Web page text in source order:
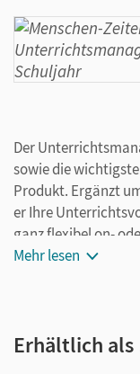
Der
sowie die
Produkt. Ergänzt
er Ihre
ganz flexibel on-
Ihr
Materialien
Mehr lesen
Erhältlich